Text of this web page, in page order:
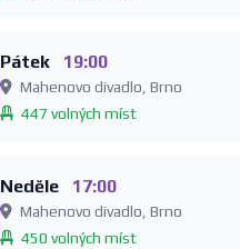
Pátek 19:00
Mahenovo divadlo, Brno
447 volných míst
Neděle 17:00
Mahenovo divadlo, Brno
450 volných míst